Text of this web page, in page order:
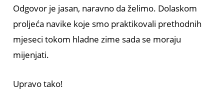
Odgovor je jasan, naravno da želimo. Dolaskom
proljeća navike koje smo praktikovali prethodnih
mjeseci tokom hladne zime sada se moraju
mijenjati.
Upravo tako!